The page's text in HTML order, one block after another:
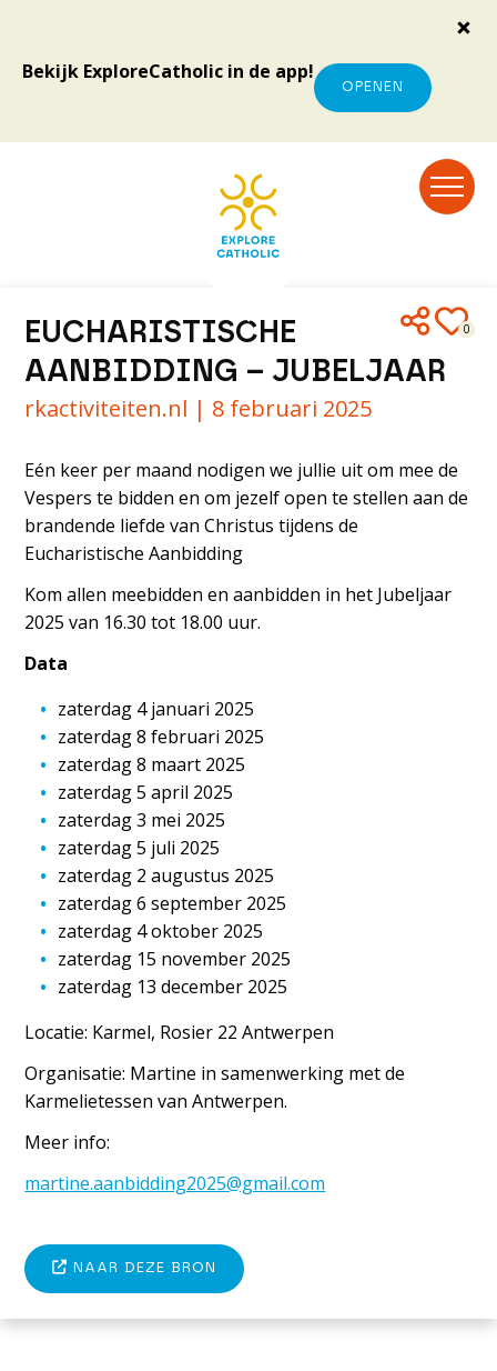
Bekijk ExploreCatholic in de app!
OPENEN
0
EUCHARISTISCHE
AANBIDDING – JUBELJAAR
rkactiviteiten.nl | 8 februari 2025
Eén keer per maand nodigen we jullie uit om mee de
Vespers te bidden en om jezelf open te stellen aan de
brandende liefde van Christus tijdens de
Eucharistische Aanbidding
Kom allen meebidden en aanbidden in het Jubeljaar
2025 van 16.30 tot 18.00 uur.
Data
zaterdag 4 januari 2025
zaterdag 8 februari 2025
zaterdag 8 maart 2025
zaterdag 5 april 2025
zaterdag 3 mei 2025
zaterdag 5 juli 2025
zaterdag 2 augustus 2025
zaterdag 6 september 2025
zaterdag 4 oktober 2025
zaterdag 15 november 2025
zaterdag 13 december 2025
Locatie: Karmel, Rosier 22 Antwerpen
Organisatie: Martine in samenwerking met de
Karmelietessen van Antwerpen.
Meer info:
martine.aanbidding2025@gmail.com
NAAR DEZE BRON